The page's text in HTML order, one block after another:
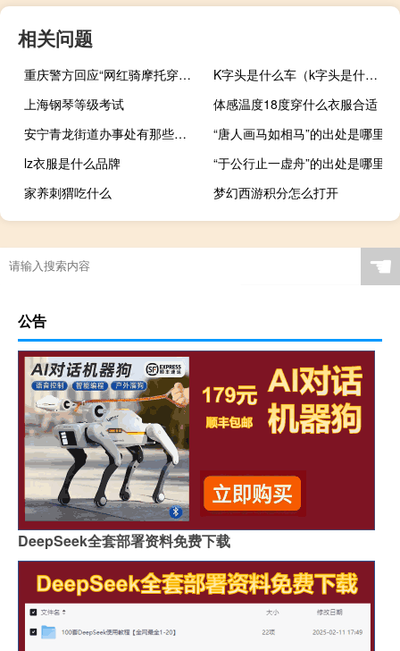
相关问题
重庆警方回应“网红骑摩托穿行隧道丧生”：事故属实驾驶人已不幸离世
K字头是什么车（k字头是什么什么车）
上海钢琴等级考试
体感温度18度穿什么衣服合适
安宁青龙街道办事处有那些小学
“唐人画马如相马”的出处是哪里
lz衣服是什么品牌
“于公行止一虚舟”的出处是哪里
家养刺猬吃什么
梦幻西游积分怎么打开
☚
公告
DeepSeek全套部署资料免费下载